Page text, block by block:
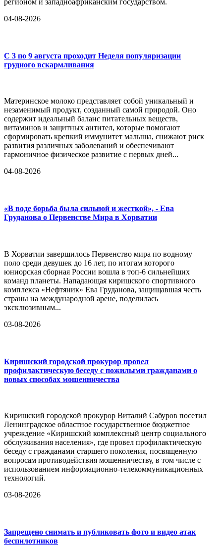
04-08-2026
С 3 по 9 августа проходит Неделя популяризации
грудного вскармливания
Материнское молоко представляет собой уникальный и
незаменимый продукт, созданный самой природой. Оно
содержит идеальный баланс питательных веществ,
витаминов и защитных антител, которые помогают
сформировать крепкий иммунитет малыша, снижают риск
развития различных заболеваний и обеспечивают
гармоничное физическое развитие с первых дней...
04-08-2026
«В воде борьба была сильной и жесткой», - Ева
Груданова о Первенстве Мира в Хорватии
В Хорватии завершилось Первенство мира по водному
поло среди девушек до 16 лет, по итогам которого
юниорская сборная России вошла в топ-6 сильнейших
команд планеты. Нападающая киришского спортивного
комплекса «Нефтяник» Ева Груданова, защищавшая честь
страны на международной арене, поделилась
эксклюзивным...
03-08-2026
Киришский городской прокурор провел
профилактическую беседу с пожилыми гражданами о
новых способах мошенничества
Киришский городской прокурор Виталий Сабуров посетил
Ленинградское областное государственное бюджетное
учреждение «Киришский комплексный центр социального
обслуживания населения», где провел профилактическую
беседу с гражданами старшего поколения, посвященную
вопросам противодействия мошенничеству, в том числе с
использованием информационно-телекоммуникационных
технологий.
03-08-2026
Запрещено снимать и публиковать фото и видео атак
беспилотников